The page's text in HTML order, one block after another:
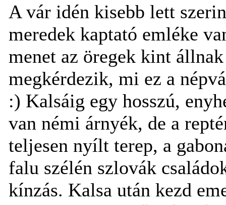
A vár idén kisebb lett
meredek kaptató emléke
menet az öregek kint
megkérdezik, mi ez a
:) Kalsáig egy hosszú,
van némi árnyék, de a
teljesen nyílt terep, a
falu szélén szlovák
kínzás. Kalsa után kezd